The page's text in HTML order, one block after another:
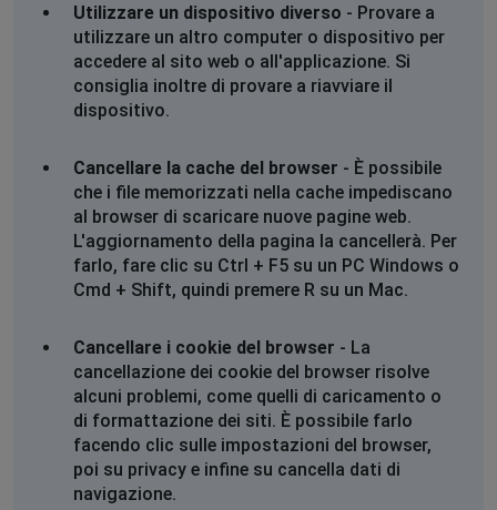
response_type=code&client_id=5b816c4e-3254-4299-
0S6_WzA2Mj potrebbe essere temporaneamente non
disponibile oppure è stata permanentemente spostata
ERR_SOCKET_NOT_CONNECTED
marco
Bucharest, Romania • 8 mesi ago
la pagina tim mail sono un po di giorni che non
funziona ,questo è l'errore che dice ((La pagina web
https://api.webmail.tim.it/auth/oauth/v2/authorize?
response_type=code&client_id=5b816c4e-3254-4299-
0S6_WzA2Mj potrebbe essere temporaneamente non
disponibile oppure è stata permanentemente spostata
a un nuovo indirizzo web.
Utilizzare un dispositivo diverso - Provare a
utilizzare un altro computer o dispositivo per
accedere al sito web o all'applicazione. Si
consiglia inoltre di provare a riavviare il
dispositivo.
Cancellare la cache del browser - È possibile
che i file memorizzati nella cache impediscano
al browser di scaricare nuove pagine web.
L'aggiornamento della pagina la cancellerà. Per
farlo, fare clic su Ctrl + F5 su un PC Windows o
Cmd + Shift, quindi premere R su un Mac.
Cancellare i cookie del browser - La
cancellazione dei cookie del browser risolve
alcuni problemi, come quelli di caricamento o
di formattazione dei siti. È possibile farlo
facendo clic sulle impostazioni del browser,
poi su privacy e infine su cancella dati di
navigazione.